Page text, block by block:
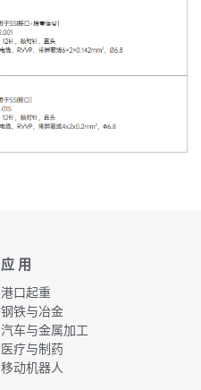
应 用
港口起重
钢铁与冶金
汽车与金属加工
医疗与制药
移动机器人